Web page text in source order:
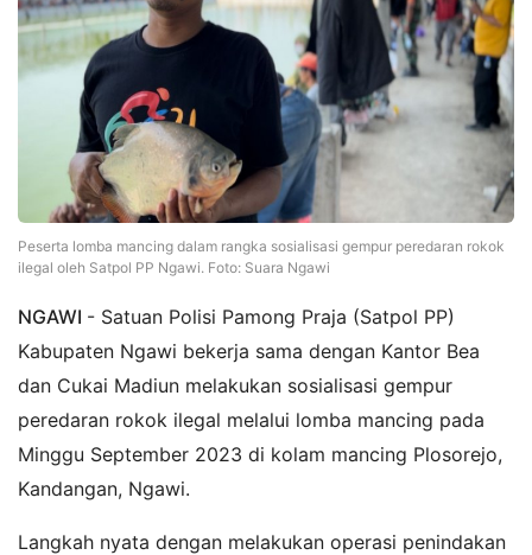
Peserta lomba mancing dalam rangka sosialisasi gempur peredaran rokok
ilegal oleh Satpol PP Ngawi. Foto: Suara Ngawi
NGAWI - Satuan Polisi Pamong Praja (Satpol PP)
Kabupaten Ngawi bekerja sama dengan Kantor Bea
dan Cukai Madiun melakukan sosialisasi gempur
peredaran rokok ilegal melalui lomba mancing pada
Minggu September 2023 di kolam mancing Plosorejo,
Kandangan, Ngawi.
Langkah nyata dengan melakukan operasi penindakan